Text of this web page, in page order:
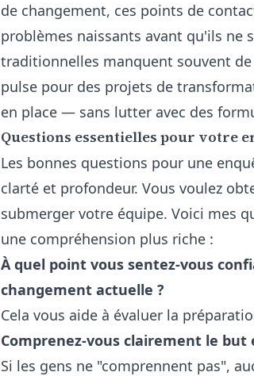
de changement, ces points de
problèmes naissants avant qu'ils ne
traditionnelles manquent souvent
pulse pour des projets de
en place — sans lutter avec des
Questions essentielles pour votre
Les bonnes questions pour une
clarté et profondeur. Vous voulez
submerger votre équipe. Voici mes
une compréhension plus riche :
À quel point vous sentez-vous
changement actuelle ?
Cela vous aide à évaluer la
Comprenez-vous clairement le but
Si les gens ne "comprennent pas",